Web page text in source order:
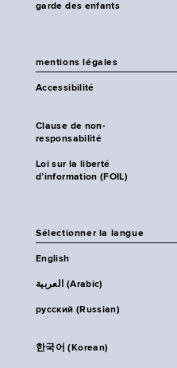
garde des enfants
mentions légales
Accessibilité
Clause de non-
responsabilité
Loi sur la liberté
d’information (FOIL)
Sélectionner la langue
English
العربية (Arabic)
русский (Russian)
한국어 (Korean)